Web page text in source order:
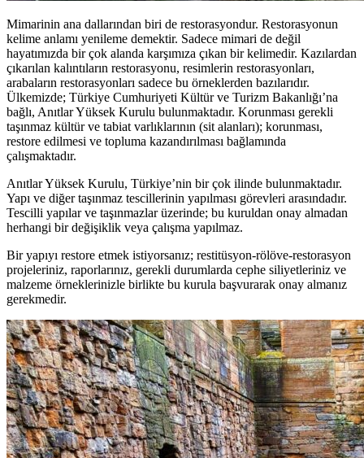
Mimarinin ana dallarından biri de restorasyondur. Restorasyonun
kelime anlamı yenileme demektir. Sadece mimari de değil
hayatımızda bir çok alanda karşımıza çıkan bir kelimedir. Kazılardan
çıkarılan kalıntıların restorasyonu, resimlerin restorasyonları,
arabaların restorasyonları sadece bu örneklerden bazılarıdır.
Ülkemizde; Türkiye Cumhuriyeti Kültür ve Turizm Bakanlığı’na
bağlı, Anıtlar Yüksek Kurulu bulunmaktadır. Korunması gerekli
taşınmaz kültür ve tabiat varlıklarının (sit alanları); korunması,
restore edilmesi ve topluma kazandırılması bağlamında
çalışmaktadır.
Anıtlar Yüksek Kurulu, Türkiye’nin bir çok ilinde bulunmaktadır.
Yapı ve diğer taşınmaz tescillerinin yapılması görevleri arasındadır.
Tescilli yapılar ve taşınmazlar üzerinde; bu kuruldan onay almadan
herhangi bir değişiklik veya çalışma yapılmaz.
Bir yapıyı restore etmek istiyorsanız; restitüsyon-rölöve-restorasyon
projeleriniz, raporlarınız, gerekli durumlarda cephe siliyetleriniz ve
malzeme örneklerinizle birlikte bu kurula başvurarak onay almanız
gerekmedir.